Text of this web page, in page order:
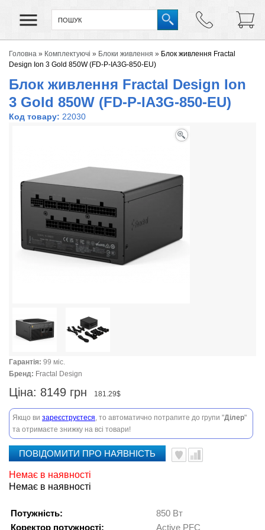
Головна » Комплектуючі » Блоки живлення » Блок живлення Fractal
Design Ion 3 Gold 850W (FD-P-IA3G-850-EU)
Блок живлення Fractal Design Ion
3 Gold 850W (FD-P-IA3G-850-EU)
Код товару: 22030
Гарантія: 99 міс.
Бренд: Fractal Design
Ціна: 8149 грн 181.29$
Якщо ви зареєструєтеся, то автоматично потрапите до групи "Ділер"
та отримаєте знижку на всі товари!
ПОВІДОМИТИ ПРО НАЯВНІСТЬ
Немає в наявності
Немає в наявності
Потужність:
850 Вт
Коректор потужності:
Active PFC